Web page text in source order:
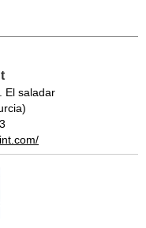
El saladar